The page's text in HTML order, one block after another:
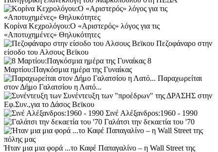
Κορίνα Κεχρολόγου:Ο «Αριστερός» λόγος για τις
«Αποτυχημένες» Θηλυκότητες
Πεζοφάναρο στην
είσοδο του Αλσους Βεϊκου
8
Μαρτίου:Παγκόσμια ημέρα της Γυναίκας
Παραχωρείται
στον Δήμο Γαλατσίου η Λατό...
Συνέντευξη των "προέδρων" της ΔΡΑΣΗΣ στην
Εφ.Συν.,για το Δάσος Βεϊκου
Σινέ Αλέξανδροs:1960 - 1990
Γαλάτσι την δεκαετία του '70
Ήταν μια μια φορά ...το Καφέ Παπαγαλίνο – η Wall Street της